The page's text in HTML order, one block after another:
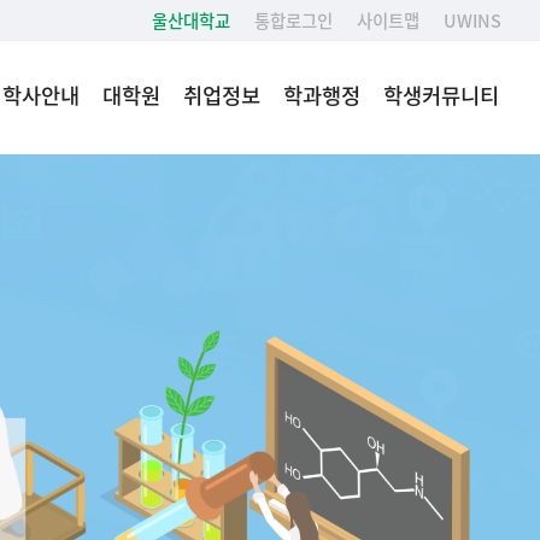
울산대학교 통합로그인 사이트맵 UWINS
학사안내 대학원 취업정보 학과행정 학생커뮤니티